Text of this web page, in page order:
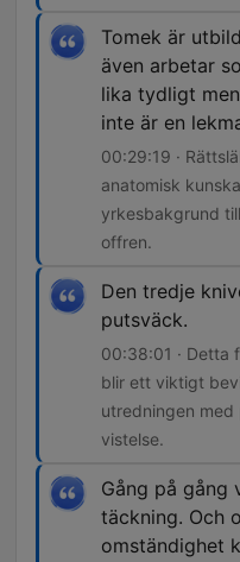
Tomek är
även arbetar
lika tydligt
inte är en
00:29:19 ·
anatomisk
yrkesbakgrund
offren.
Den tredje
putsväck.
00:38:01 · Detta
blir ett viktigt
utredningen
vistelse.
Gång på gång
täckning. Och
omständighet